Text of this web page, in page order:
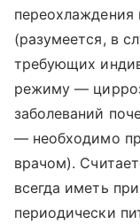
(разумеется, в
требующих
режиму —
заболеваний
— необходимо
врачом).
всегда иметь
периодически